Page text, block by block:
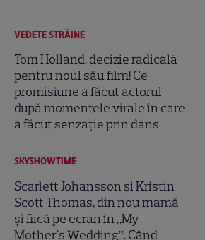
VEDETE STRĂINE
Tom Holland, decizie radicală
pentru noul său film! Ce
promisiune a făcut actorul
după momentele virale în care
a făcut senzație prin dans
SKYSHOWTIME
Scarlett Johansson și Kristin
Scott Thomas, din nou mamă
și fiică pe ecran în „My
Mother's Wedding”. Când